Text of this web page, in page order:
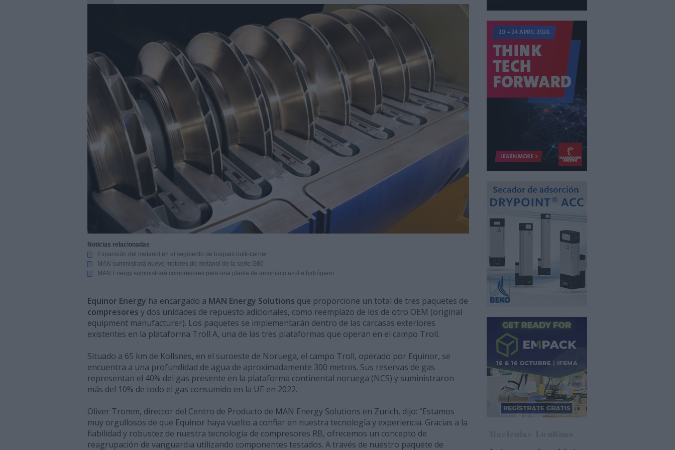
29/07/2026
Subcontratación 2027 impulsará nuevas oportunidades de negocio con grandes
28/07/2026 Innovación y nuevas oportunidades de negocio en la 10ª edición de AdditƐD
27/07/2026 Aqualia se adjudica la construcción de la depuradora de Cajamarca en Perú
El bar como unidad de presión
27/07/2026 | El MMH 2026 reunirá a expositores de una veintena de países de los cinco continentes
24/07/2026 Cómo digitalizar el mantenimiento para reducir averías y costes
Yaskawa presenta el nuevo robot de 6 ejes Motoman GP215L
23/07/2026 ELGi Compressors nombra a Nils Blanchard para acelerar el crecimiento sostenible en
| Cómo escalar producción sin multiplicar inventario, urgencias ni costes ocultos
07/08/2026 Emerson lanza nuevo sensor digital de pH/ORP de alta presión y alta temperatura
Noticias relacionadas
Expansión del metanol en el segmento de buques bulk-carrier
MAN suministrará nueve motores de metanol de la serie G80
MAN Energy suministrará compresores para una planta de amoniaco azul e hidrógeno
Equinor Energy ha encargado a MAN Energy Solutions que proporcione un total de tres paquetes de
compresores y dos unidades de repuesto adicionales, como reemplazo de los de otro OEM (original
equipment manufacturer). Los paquetes se implementarán dentro de las carcasas exteriores
existentes en la plataforma Troll A, una de las tres plataformas que operan en el campo Troll.
Situado a 65 km de Kollsnes, en el suroeste de Noruega, el campo Troll, operado por Equinor, se
encuentra a una profundidad de agua de aproximadamente 300 metros. Sus reservas de gas
representan el 40% del gas presente en la plataforma continental noruega (NCS) y suministraron
más del 10% de todo el gas consumido en la UE en 2022.
Oliver Tromm, director del Centro de Producto de MAN Energy Solutions en Zurich, dijo: “Estamos
muy orgullosos de que Equinor haya vuelto a confiar en nuestra tecnología y experiencia. Gracias a la
fiabilidad y robustez de nuestra tecnología de compresores RB, ofrecemos un concepto de
reagrupación de vanguardia utilizando componentes testados. A través de nuestro paquete de